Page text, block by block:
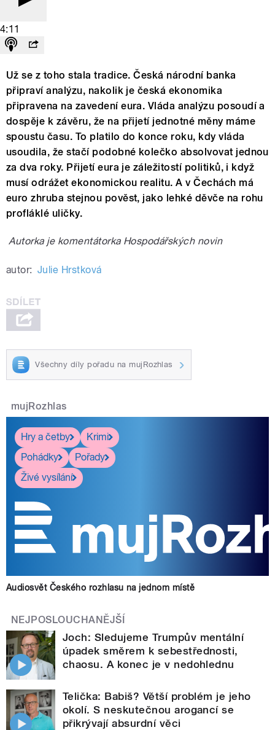
4:11
Už se z toho stala tradice. Česká národní banka
připraví analýzu, nakolik je česká ekonomika
připravena na zavedení eura. Vláda analýzu posoudí a
dospěje k závěru, že na přijetí jednotné měny máme
spoustu času. To platilo do konce roku, kdy vláda
usoudila, že stačí podobné kolečko absolvovat jednou
za dva roky. Přijetí eura je záležitostí politiků, i když
musí odrážet ekonomickou realitu. A v Čechách má
euro zhruba stejnou pověst, jako lehké děvče na rohu
profláklé uličky.
Autorka je komentátorka Hospodářských novin
autor: Julie Hrstková
Všechny díly pořadu na mujRozhlas
mujRozhlas
Hry a četby
Krimi
Pohádky
Pořady
Živé vysílání
Audiosvět Českého rozhlasu na jednom místě
NEJPOSLOUCHANĚJŠÍ
Joch: Sledujeme Trumpův mentální
úpadek směrem k sebestřednosti,
chaosu. A konec je v nedohlednu
Telička: Babiš? Větší problém je jeho
okolí. S neskutečnou arogancí se
přikrývají absurdní věci